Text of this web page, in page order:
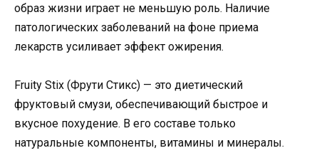
образ жизни играет не меньшую роль. Наличие
патологических заболеваний на фоне приема
лекарств усиливает эффект ожирения.
Fruity Stix (Фрути Стикс) — это диетический
фруктовый смузи, обеспечивающий быстрое и
вкусное похудение. В его составе только
натуральные компоненты, витамины и минералы.